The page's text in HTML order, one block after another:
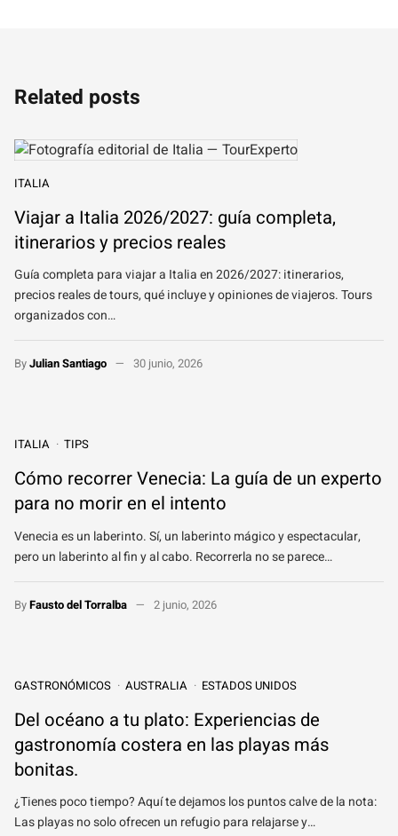
Related posts
ITALIA
Viajar a Italia 2026/2027: guía completa,
itinerarios y precios reales
Guía completa para viajar a Italia en 2026/2027: itinerarios,
precios reales de tours, qué incluye y opiniones de viajeros. Tours
organizados con…
ByJulian Santiago 30 junio, 2026
ITALIA TIPS
Cómo recorrer Venecia: La guía de un experto
para no morir en el intento
Venecia es un laberinto. Sí, un laberinto mágico y espectacular,
pero un laberinto al fin y al cabo. Recorrerla no se parece…
ByFausto del Torralba 2 junio, 2026
GASTRONÓMICOS AUSTRALIA ESTADOS UNIDOS
Del océano a tu plato: Experiencias de
gastronomía costera en las playas más
bonitas.
¿Tienes poco tiempo? Aquí te dejamos los puntos calve de la nota:
Las playas no solo ofrecen un refugio para relajarse y…